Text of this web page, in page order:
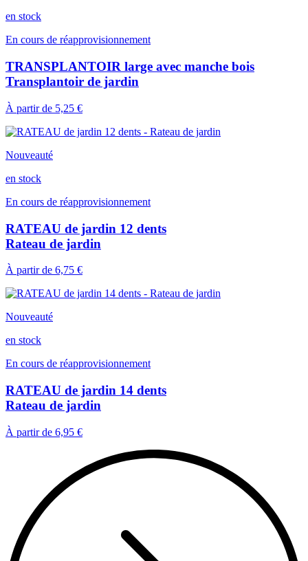
en stock
En cours de réapprovisionnement
TRANSPLANTOIR large avec manche bois
Transplantoir de jardin
À partir de 5,25 €
Nouveauté
en stock
En cours de réapprovisionnement
RATEAU de jardin 12 dents
Rateau de jardin
À partir de 6,75 €
Nouveauté
en stock
En cours de réapprovisionnement
RATEAU de jardin 14 dents
Rateau de jardin
À partir de 6,95 €